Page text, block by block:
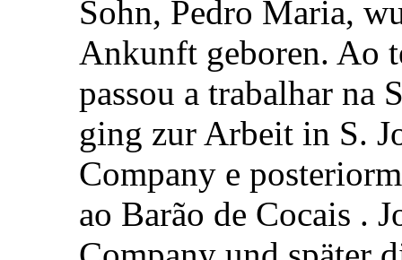
Sohn, Pedro Maria,
Ankunft geboren. Ao
passou a trabalhar na
ging zur Arbeit in S.
Company e
ao Barão de Cocais .